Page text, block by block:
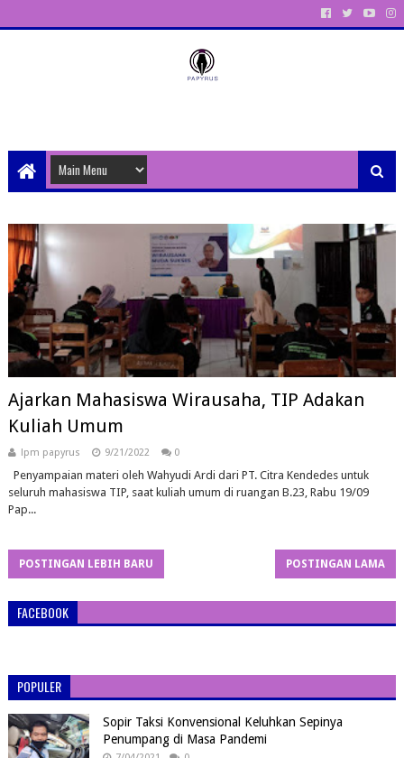
Ajarkan Mahasiswa Wirausaha, TIP Adakan
Kuliah Umum
lpm papyrus 9/21/2022 0
Penyampaian materi oleh Wahyudi Ardi dari PT. Citra Kendedes untuk
seluruh mahasiswa TIP, saat kuliah umum di ruangan B.23, Rabu 19/09
Pap...
POSTINGAN LEBIH BARU POSTINGAN LAMA
FACEBOOK
POPULER
Sopir Taksi Konvensional Keluhkan Sepinya
Penumpang di Masa Pandemi